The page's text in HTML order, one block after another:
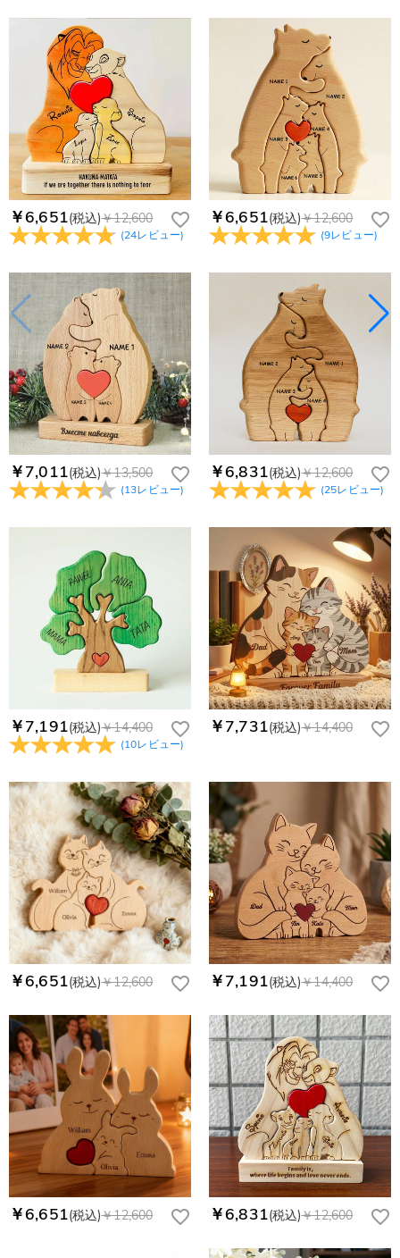
￥6,651(税込)￥12,600
(24レビュー)
￥6,651(税込)￥12,600
(9レビュー)
￥7,011(税込)￥13,500
(13レビュー)
￥6,831(税込)￥12,600
(25レビュー)
￥7,191(税込)￥14,400
(10レビュー)
￥7,731(税込)￥14,400
￥6,651(税込)￥12,600 ￥7,191(税込)￥14,400
￥6,651(税込)￥12,600 ￥6,831(税込)￥12,600